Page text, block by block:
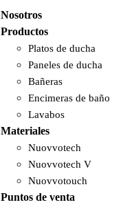
Nosotros
Productos
Platos de ducha
Paneles de ducha
Bañeras
Encimeras de baño
Lavabos
Materiales
Nuovvotech
Nuovvotech V
Nuovvotouch
Puntos de venta